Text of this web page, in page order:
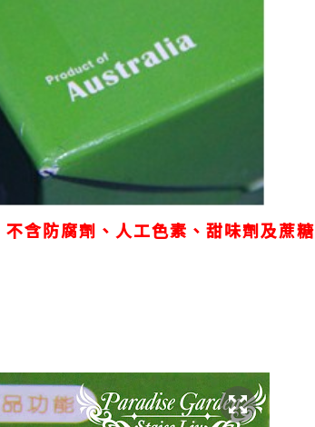
不含防腐劑、人工色素、甜味劑及蔗糖